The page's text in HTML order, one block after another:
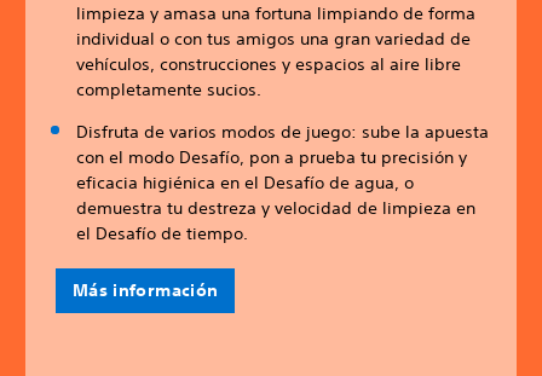
limpieza y amasa una fortuna limpiando de forma
individual o con tus amigos una gran variedad de
vehículos, construcciones y espacios al aire libre
completamente sucios.
Disfruta de varios modos de juego: sube la apuesta
con el modo Desafío, pon a prueba tu precisión y
eficacia higiénica en el Desafío de agua, o
demuestra tu destreza y velocidad de limpieza en
el Desafío de tiempo.
Más información